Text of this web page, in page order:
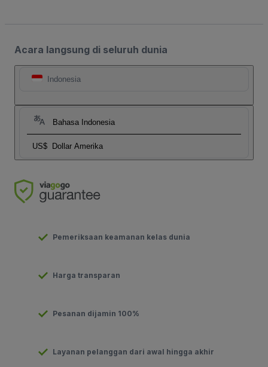
Acara langsung di seluruh dunia
Indonesia
Bahasa Indonesia
US$ Dollar Amerika
Pemeriksaan keamanan kelas dunia
Harga transparan
Pesanan dijamin 100%
Layanan pelanggan dari awal hingga akhir